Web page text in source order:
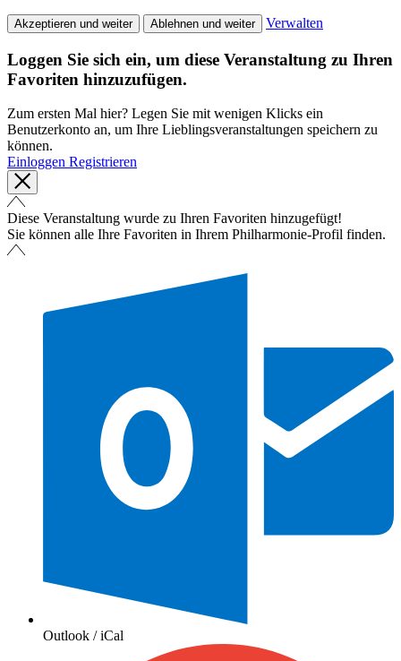
Akzeptieren und weiter Ablehnen und weiter Verwalten
Loggen Sie sich ein, um diese Veranstaltung zu Ihren
Favoriten hinzuzufügen.
Zum ersten Mal hier? Legen Sie mit wenigen Klicks ein
Benutzerkonto an, um Ihre Lieblingsveranstaltungen speichern zu
können.
Einloggen Registrieren
Diese Veranstaltung wurde zu Ihren Favoriten hinzugefügt!
Sie können alle Ihre Favoriten in Ihrem Philharmonie-Profil finden.
Outlook / iCal